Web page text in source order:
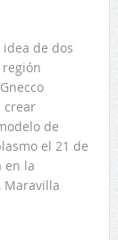
idea de dos
crear
de
el 21 de
en la
Maravilla